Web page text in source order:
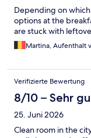
Depending on
options at the
are stuck with
Martina, Aufenthalt
Verifizierte Bewertung
8/10 – Sehr
25. Juni 2026
Clean room in the